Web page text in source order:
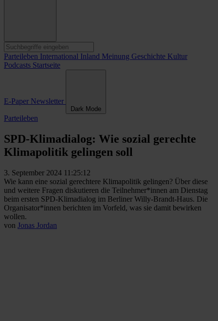
Parteileben International Inland Meinung Geschichte Kultur
Podcasts Startseite
E-Paper Newsletter
Dark Mode
Parteileben
SPD-Klimadialog: Wie sozial gerechte
Klimapolitik gelingen soll
3. September 2024 11:25:12
Wie kann eine sozial gerechtere Klimapolitik gelingen? Über diese
und weitere Fragen diskutieren die Teilnehmer*innen am Dienstag
beim ersten SPD-Klimadialog im Berliner Willy-Brandt-Haus. Die
Organisator*innen berichten im Vorfeld, was sie damit bewirken
wollen.
von Jonas Jordan